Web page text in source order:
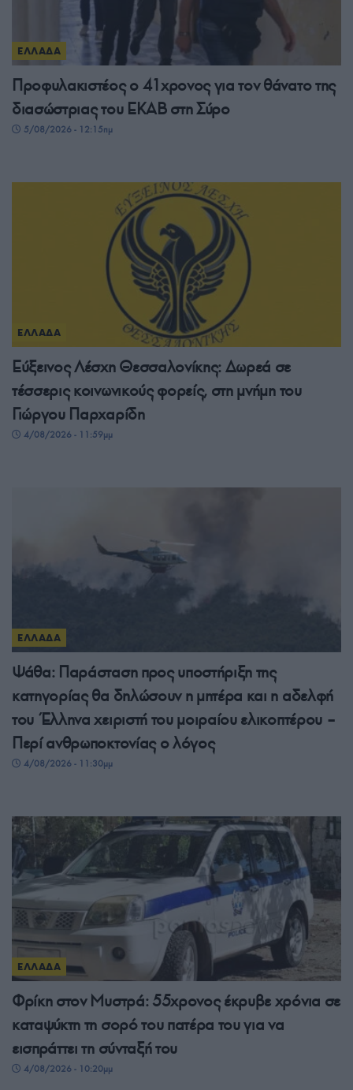
ΕΛΛΑΔΑ
Προφυλακιστέος ο 41χρονος για τον θάνατο της
διασώστριας του ΕΚΑΒ στη Σύρο
5/08/2026 - 12:15πμ
ΕΛΛΑΔΑ
Εύξεινος Λέσχη Θεσσαλονίκης: Δωρεά σε
τέσσερις κοινωνικούς φορείς, στη μνήμη του
Γιώργου Παρχαρίδη
4/08/2026 - 11:59μμ
ΕΛΛΑΔΑ
Ψάθα: Παράσταση προς υποστήριξη της
κατηγορίας θα δηλώσουν η μητέρα και η αδελφή
του Έλληνα χειριστή του μοιραίου ελικοπτέρου –
Περί ανθρωποκτονίας ο λόγος
4/08/2026 - 11:30μμ
ΕΛΛΑΔΑ
Φρίκη στον Μυστρά: 55χρονος έκρυβε χρόνια σε
καταψύκτη τη σορό του πατέρα του για να
εισπράττει τη σύνταξή του
4/08/2026 - 10:20μμ